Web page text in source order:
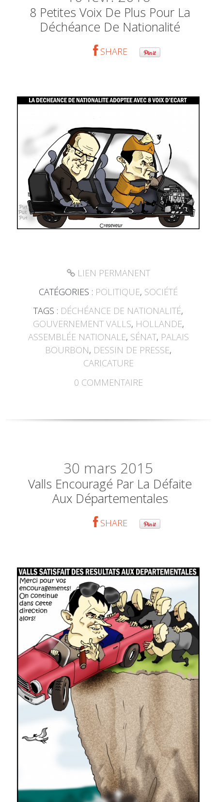
8 Petites Voix De Plus Pour La
Déchéance De Nationalité
SHARE
LIEN PERMANENT
CATÉGORIES : POLITIQUE, SOCIÉTÉ
TAGS : DÉCHÉANCE DE NATIONALITÉ,
GOUVERNEMENT VALLS, HOLLANDE,
ASSEMBLÉE NATIONALE, SÉNAT, PALAIS
BOURBON, DESSIN DE PRESSE,
CARICATURE
0 COMMENTAIRE
30 mars 2015
Valls Encouragé Par La Défaite
Aux Départementales
SHARE